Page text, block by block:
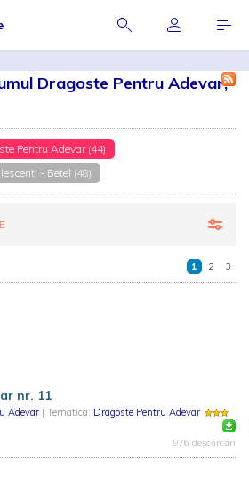
Dragoste Pentru Adevar,
Pentru Adevar (44)
- Betel (48)
1 2 3
nr. 11
Adevar | Tematica: Dragoste Pentru Adevar
976 descărcări